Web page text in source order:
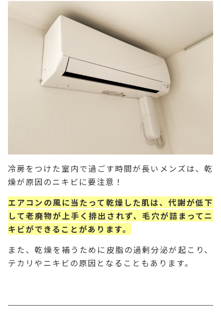
冷房をつけた室内で過ごす時間が長いメンズは、乾
燥が原因のニキビに要注意！
エアコンの風に当たって乾燥した肌は、代謝が低下
して老廃物が上手く排出されず、毛穴が詰まってニ
キビができることがあります。
また、乾燥を補うために皮脂の過剰分泌が起こり、
テカリやニキビの原因となることもあります。